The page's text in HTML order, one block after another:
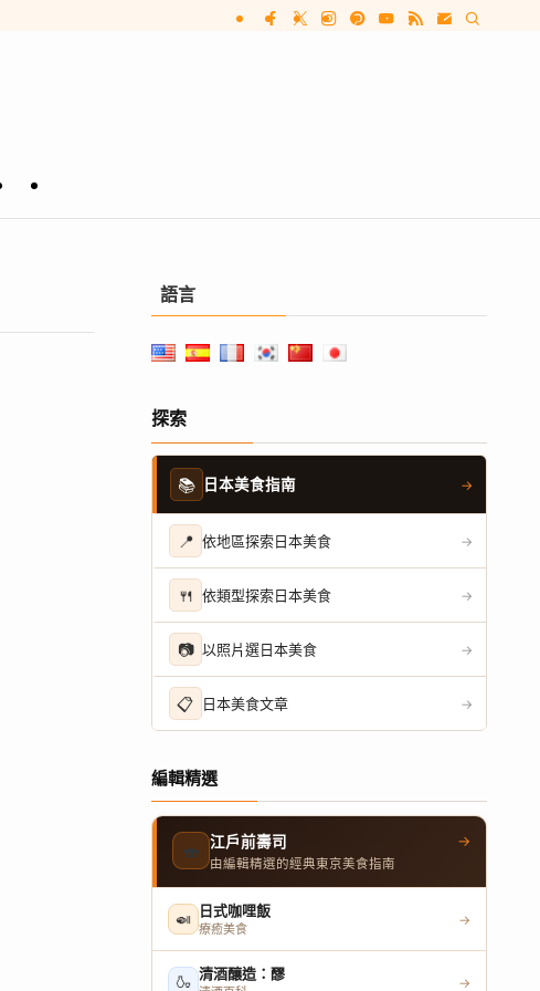
語言
探索
📚 日本美食指南 →
📍 依地區探索日本美食 →
🍴 依類型探索日本美食 →
📷 以照片選日本美食 →
📋 日本美食文章 →
編輯精選
🍣 江戶前壽司
由編輯精選的經典東京美食指南
→
🍛 日式咖哩飯
療癒美食
→
🍶 清酒釀造：醪 →